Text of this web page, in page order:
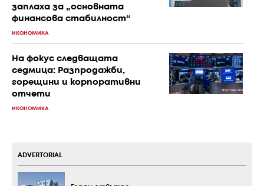
заплаха за „основната
финансова стабилност“
ИКОНОМИКА
На фокус следващата
седмица: Разпродажби,
горещини и корпоративни
отчети
ИКОНОМИКА
ADVERTORIAL